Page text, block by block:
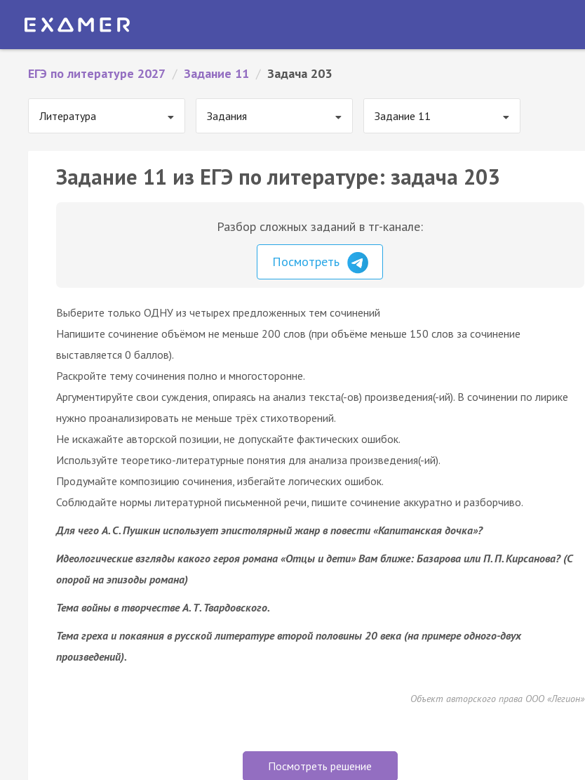
ЕГЭ по литературе 2027 / Задание 11 / Задача 203
Литература Задания Задание 11
Задание 11 из ЕГЭ по литературе: задача 203
Разбор сложных заданий в тг-канале:
Посмотреть
Выберите только ОДНУ из четырех предложенных тем сочинений
Напишите сочинение объёмом не меньше 200 слов (при объёме меньше 150 слов за сочинение
выставляется 0 баллов).
Раскройте тему сочинения полно и многосторонне.
Аргументируйте свои суждения, опираясь на анализ текста(-ов) произведения(-ий). В сочинении по лирике
нужно проанализировать не меньше трёх стихотворений.
Не искажайте авторской позиции, не допускайте фактических ошибок.
Используйте теоретико-литературные понятия для анализа произведения(-ий).
Продумайте композицию сочинения, избегайте логических ошибок.
Соблюдайте нормы литературной письменной речи, пишите сочинение аккуратно и разборчиво.
Для чего А. С. Пушкин использует эпистолярный жанр в повести «Капитанская дочка»?
Идеологические взгляды какого героя романа «Отцы и дети» Вам ближе: Базарова или П. П. Кирсанова? (С
опорой на эпизоды романа)
Тема войны в творчестве А. Т. Твардовского.
Тема греха и покаяния в русской литературе второй половины 20 века (на примере одного-двух
произведений).
Объект авторского права ООО «Легион»
Посмотреть решение